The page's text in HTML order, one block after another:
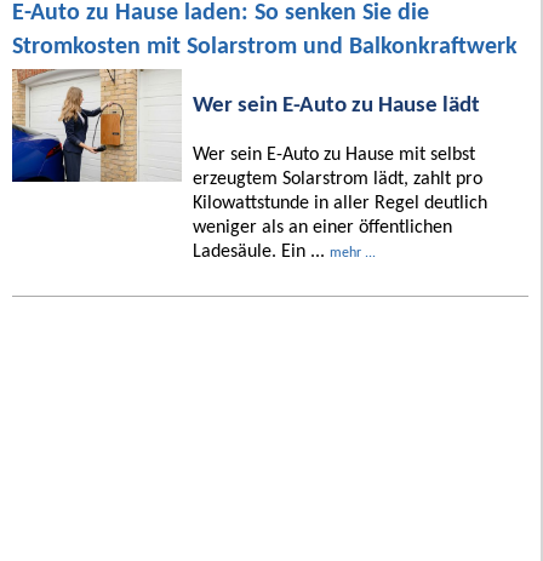
E-Auto zu Hause laden: So senken Sie die
Stromkosten mit Solarstrom und Balkonkraftwerk
Wer sein E-Auto zu Hause lädt
Wer sein E-Auto zu Hause mit selbst
erzeugtem Solarstrom lädt, zahlt pro
Kilowattstunde in aller Regel deutlich
weniger als an einer öffentlichen
Ladesäule. Ein ... mehr ...